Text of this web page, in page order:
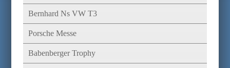
Bernhard Ns VW T3
Porsche Messe
Babenberger Trophy